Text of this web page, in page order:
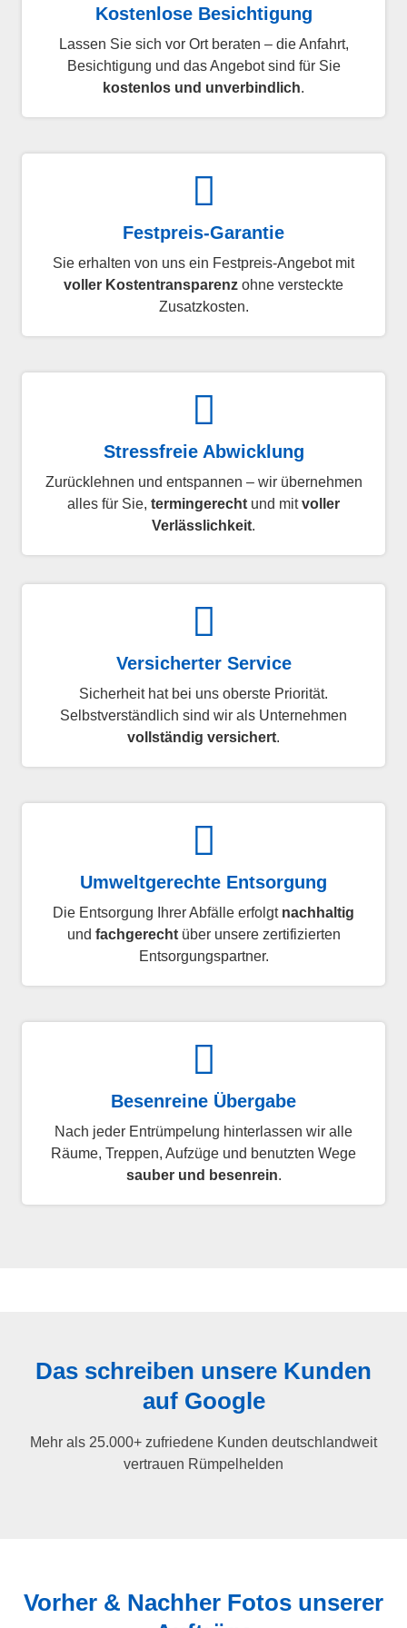
Kostenlose Besichtigung
Lassen Sie sich vor Ort beraten – die Anfahrt,
Besichtigung und das Angebot sind für Sie
kostenlos und unverbindlich.
Festpreis-Garantie
Sie erhalten von uns ein Festpreis-Angebot mit
voller Kostentransparenz ohne versteckte
Zusatzkosten.
Stressfreie Abwicklung
Zurücklehnen und entspannen – wir übernehmen
alles für Sie, termingerecht und mitvoller
Verlässlichkeit.
Versicherter Service
Sicherheit hat bei uns oberste Priorität.
Selbstverständlich sind wir als Unternehmen
vollständig versichert.
Umweltgerechte Entsorgung
Die Entsorgung Ihrer Abfälle erfolgt nachhaltig
und fachgerechtüber unsere zertifizierten
Entsorgungspartner.
Besenreine Übergabe
Nach jeder Entrümpelung hinterlassen wir alle
Räume, Treppen, Aufzüge und benutzten Wege
sauber und besenrein.
Das schreiben unsere Kunden
auf Google
Mehr als 25.000+ zufriedene Kunden deutschlandweit
vertrauen Rümpelhelden
Vorher & Nachher Fotos unserer